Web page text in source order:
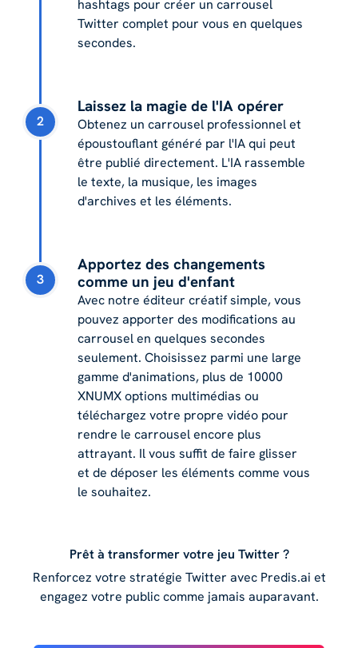
hashtags pour créer un carrousel
Twitter complet pour vous en quelques
secondes.
2
Laissez la magie de l'IA opérer
Obtenez un carrousel professionnel et
époustouflant généré par l'IA qui peut
être publié directement. L'IA rassemble
le texte, la musique, les images
d'archives et les éléments.
3
Apportez des changements
comme un jeu d'enfant
Avec notre éditeur créatif simple, vous
pouvez apporter des modifications au
carrousel en quelques secondes
seulement. Choisissez parmi une large
gamme d'animations, plus de 10000
XNUMX options multimédias ou
téléchargez votre propre vidéo pour
rendre le carrousel encore plus
attrayant. Il vous suffit de faire glisser
et de déposer les éléments comme vous
le souhaitez.
Prêt à transformer votre jeu Twitter ?
Renforcez votre stratégie Twitter avec Predis.ai et
engagez votre public comme jamais auparavant.